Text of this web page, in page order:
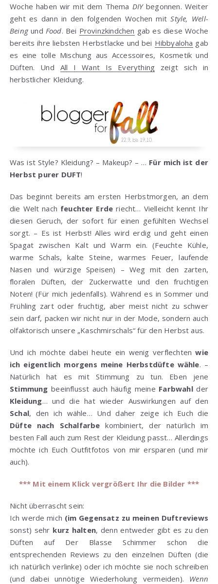
Woche haben wir mit dem Thema DIYbegonnen. Weiter
geht es dann in den folgenden Wochen mitStyle, Well-
Beingund Food. Bei Provinzkindchen gab es diese Woche
bereits ihre liebsten Herbstlacke und bei Hibbyaloha gab
es eine tolle Mischung aus Accessoires, Kosmetik und
Düften. Und All I Want Is Everything zeigt sich in
herbstlicher Kleidung.
Was ist Style? Kleidung? – Makeup? – … Für mich ist der
Herbst purer DUFT!
Das beginnt bereits am ersten Herbstmorgen, an dem
die Welt nach feuchter Erde riecht… Vielleicht kennt Ihr
diesen Geruch, der sofort für einen gefühlten Wechsel
sorgt. – Es ist Herbst! Alles wird erdig und geht einen
Spagat zwischen Kalt und Warm ein. (Feuchte Kühle,
warme Schals, kalte Steine, warmes Feuer, laufende
Nasen und würzige Speisen) – Weg mit den zarten,
floralen Düften, der Zuckerwatte und den fruchtigen
Noten! (Für mich jedenfalls). Während es in Sommer und
Frühling zart oder fruchtig, aber meist nicht zu schwer
sein darf, packen wir nicht nur in der Mode, sondern auch
olfaktorisch unsere „Kaschmirschals“ für den Herbst aus.
Und ich möchte dabei heute ein wenig verflechten wie
ich eigentlich morgens meine Herbstdüfte wähle. –
Natürlich hat es mit Stimmung zu tun. Eben jene
Stimmung beeinflusst auch häufig meine Farbwahlder
Kleidung… und die hat wieder Auswirkungen auf den
Schal, den ich wähle… Und daher zeige ich Euch die
Düfte nach Schalfarbe kombiniert, der natürlich im
besten Fall auch zum Rest der Kleidung passt… Allerdings
möchte ich Euch Outfitfotos von mir ersparen (und mir
auch).
*** Mit einem Klick vergrößert Ihr die Bilder ***
Nicht überrascht sein:
Ich werde mich (im Gegensatz zu meinen Duftreviews
sonst) sehr kurz halten, denn entweder gibt es zu den
Düften auf Der Blasse Schimmer schon die
entsprechenden Reviews zu den einzelnen Düften (die
ich natürlich verlinke) oder ich möchte sie noch schreiben
(und dabei unnötige Wiederholung vermeiden). Wenn